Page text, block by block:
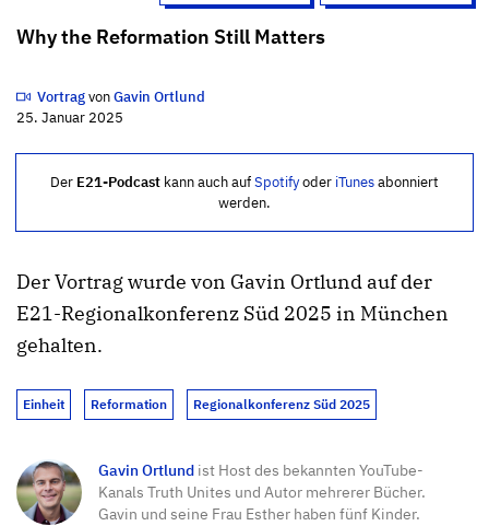
Why the Reformation Still Matters
VortragvonGavin Ortlund
25. Januar 2025
Der E21-Podcast kann auch aufSpotifyoder iTunesabonniert
werden.
Der Vortrag wurde von Gavin Ortlund auf der
E21-Regionalkonferenz Süd 2025 in München
gehalten.
Einheit Reformation Regionalkonferenz Süd 2025
Gavin Ortlund ist Host des bekannten YouTube-
Kanals Truth Unites und Autor mehrerer Bücher.
Gavin und seine Frau Esther haben fünf Kinder.